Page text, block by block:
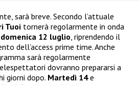
sarà breve. Secondo l’attuale
Tuoi tornerà regolarmente in onda
domenica 12 luglio, riprendendo il
dell’access prime time. Anche
sarà regolarmente
dovranno prepararsi a
giorni dopo. Martedì 14e